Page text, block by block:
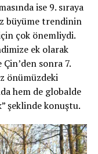
ise 9. sıraya
büyüme trendinin
çok önemliydi.
ek olarak
sonra 7.
önümüzdeki
hem de globalde
şeklinde konuştu.